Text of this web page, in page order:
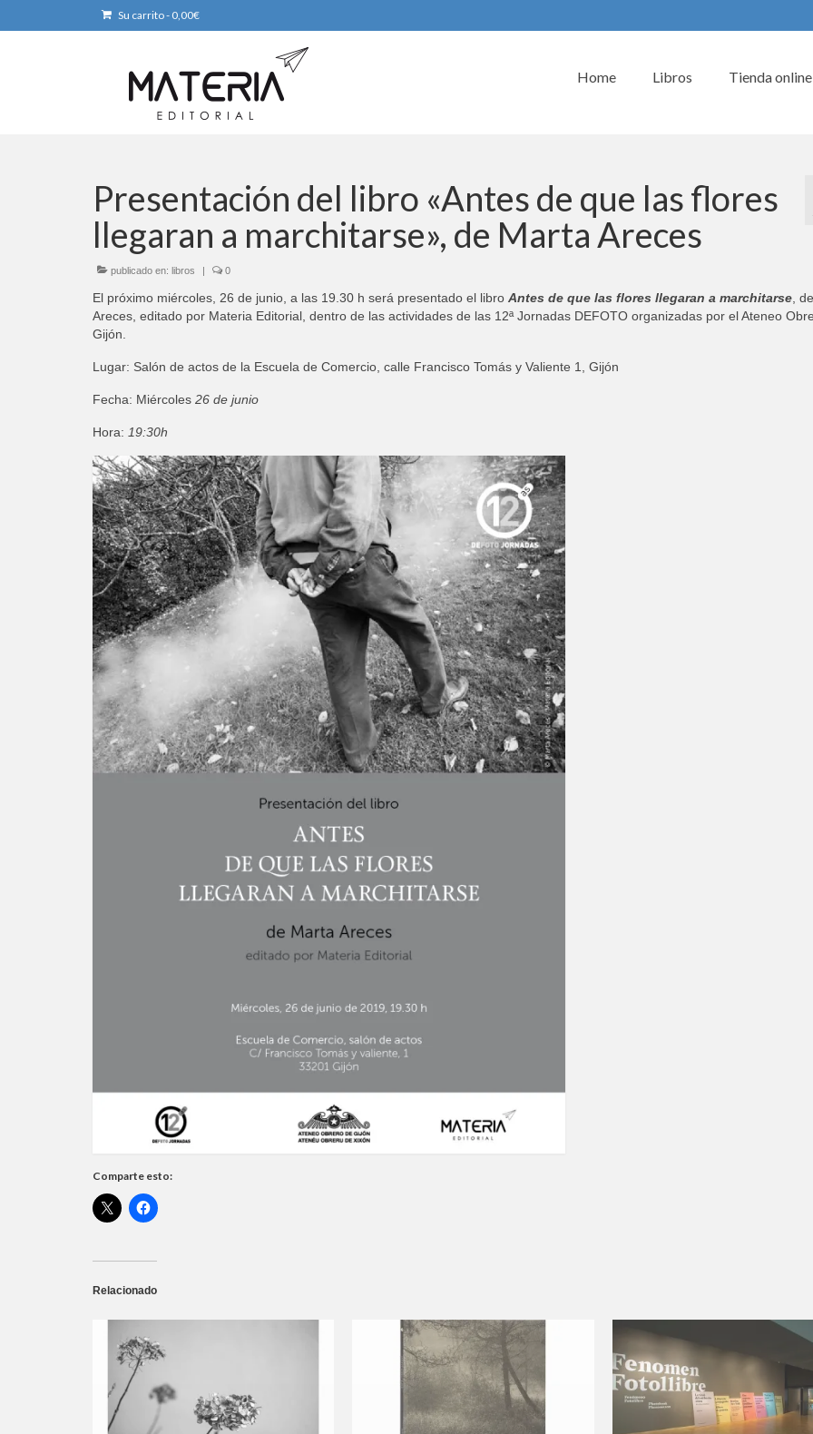
Su carrito- 0,00€
Home Libros Tienda online
Presentación del libro «Antes de que las flores
llegaran a marchitarse», de Marta Areces
publicado en: libros | 0
El próximo miércoles, 26 de junio, a las 19.30 h será presentado el libro Antes de que las flores llegaran a marchitarse ,
Areces, editado por Materia Editorial, dentro de las actividades de las 12ª Jornadas DEFOTO organizadas por el Ateneo
Gijón.
Lugar: Salón de actos de la Escuela de Comercio, calle Francisco Tomás y Valiente 1, Gijón
Fecha: Miércoles 26 de junio
Hora: 19:30h
Comparte esto:
Relacionado